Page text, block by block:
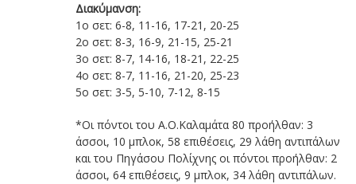
Διακύμανση:
1ο σετ: 6-8, 11-16, 17-21, 20-25
2ο σετ: 8-3, 16-9, 21-15, 25-21
3ο σετ: 8-7, 14-16, 18-21, 22-25
4ο σετ: 8-7, 11-16, 21-20, 25-23
5ο σετ: 3-5, 5-10, 7-12, 8-15
*Οι πόντοι του A.O.Kαλαμάτα 80 προήλθαν: 3
άσσοι, 10 μπλοκ, 58 επιθέσεις, 29 λάθη αντιπάλων
και του Πηγάσου Πολίχνης οι πόντοι προήλθαν: 2
άσσοι, 64 επιθέσεις, 9 μπλοκ, 34 λάθη αντιπάλων.